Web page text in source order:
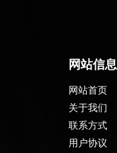
网站信息
网站首页
关于我们
联系方式
用户协议